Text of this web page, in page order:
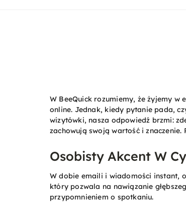
W BeeQuick rozumiemy, że żyjemy
online. Jednak, kiedy pytanie pada,
wizytówki, nasza odpowiedź brzmi:
zachowują swoją wartość i
Osobisty Akcent W
W dobie emaili i wiadomości instant,
który pozwala na nawiązanie
przypomnieniem o spotkaniu.